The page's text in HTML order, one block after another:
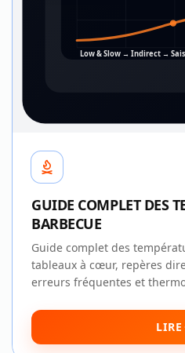
Low & Slow → Indirect →
GUIDE COMPLET DES
BARBECUE
Guide complet des
tableaux à cœur, repères
erreurs fréquentes et
LIRE